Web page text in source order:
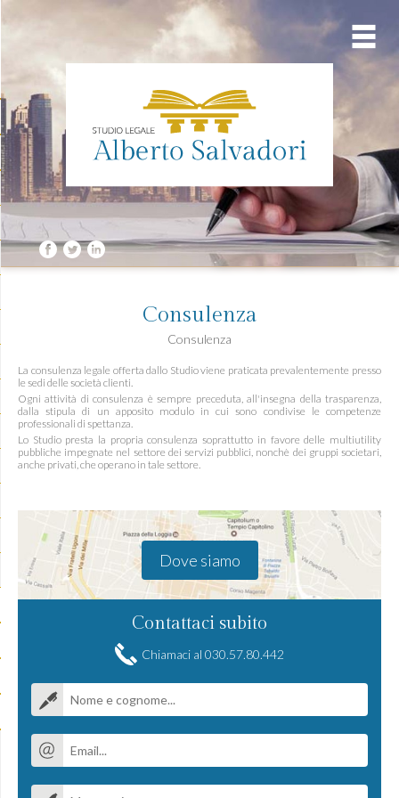
Consulenza
Consulenza
La consulenza legale offerta dallo Studio viene praticata prevalentemente presso
le sedi delle società clienti.
Ogni attività di consulenza è sempre preceduta, all'insegna della trasparenza,
dalla stipula di un apposito modulo in cui sono condivise le competenze
professionali di spettanza.
Lo Studio presta la propria consulenza soprattutto in favore delle multiutility
pubbliche impegnate nel settore dei servizi pubblici, nonchè dei gruppi societari,
anche privati, che operano in tale settore.
Dove siamo
Contattaci subito
Chiamaci al 030.57.80.442